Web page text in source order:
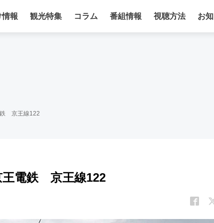
情報 観光特集 コラム 番組情報 視聴方法 お
鉄 京王線122
王電鉄 京王線122